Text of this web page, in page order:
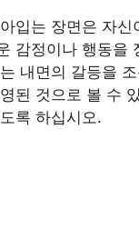
입는 장면은 자신
감정이나 행동을
내면의 갈등을
된 것으로 볼 수
록 하십시오.